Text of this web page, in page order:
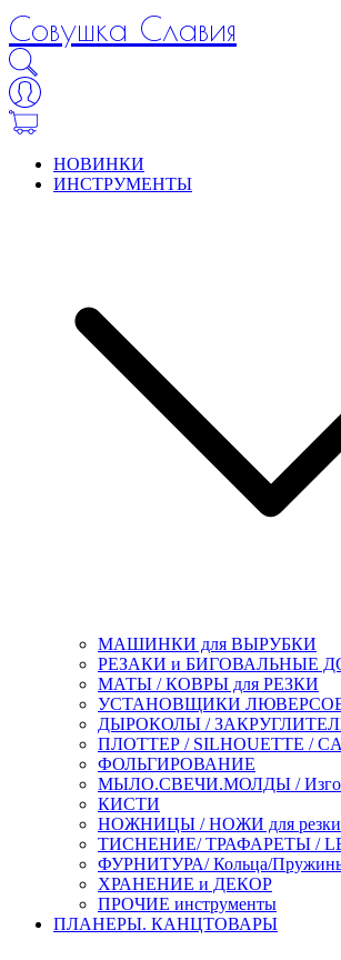
Совушка Славия
НОВИНКИ
ИНСТРУМЕНТЫ
МАШИНКИ для ВЫРУБКИ
РЕЗАКИ и БИГОВАЛЬНЫЕ
МАТЫ / КОВРЫ для РЕЗКИ
УСТАНОВЩИКИ
ДЫРОКОЛЫ /
ПЛОТТЕР / SILHOUETTE /
ФОЛЬГИРОВАНИЕ
МЫЛО.СВЕЧИ.МОЛДЫ /
КИСТИ
НОЖНИЦЫ / НОЖИ для резки
ТИСНЕНИЕ/ ТРАФАРЕТЫ /
ФУРНИТУРА/ Кольца/
ХРАНЕНИЕ и ДЕКОР
ПРОЧИЕ инструменты
ПЛАНЕРЫ. КАНЦТОВАРЫ